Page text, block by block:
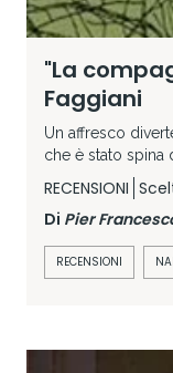
"La
Faggiani
Un affresco
che è stato spina
RECENSIONI
Di Pier
RECENSIONI